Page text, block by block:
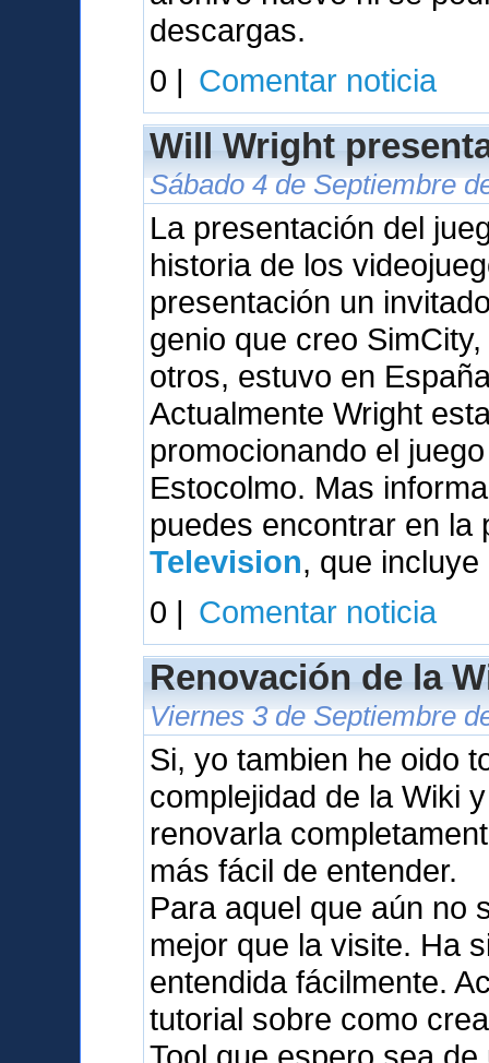
descargas.
0 | Comentar noticia
Will Wright
Sábado 4 de Septiembre
La presentación del
historia de los
presentación un
genio que creo
otros, estuvo en
Actualmente Wright
promocionando el
Estocolmo. Mas
puedes encontrar en
Television, que
0 | Comentar noticia
Renovación de la
Viernes 3 de Septiembre
Si, yo tambien he oido
complejidad de la Wiki
renovarla
más fácil de entender.
Para aquel que aún no
mejor que la visite. Ha
entendida fácilmente.
tutorial sobre como